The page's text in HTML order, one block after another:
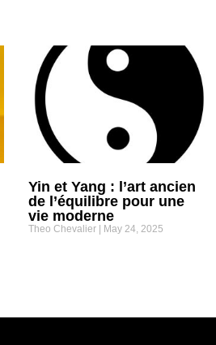
Yin et Yang : l’art ancien
de l’équilibre pour une
vie moderne
Theo Chevalier May 24, 2025